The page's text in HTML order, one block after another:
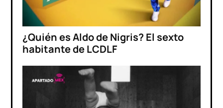
¿Quién es Aldo de Nigris? El sexto
habitante de LCDLF